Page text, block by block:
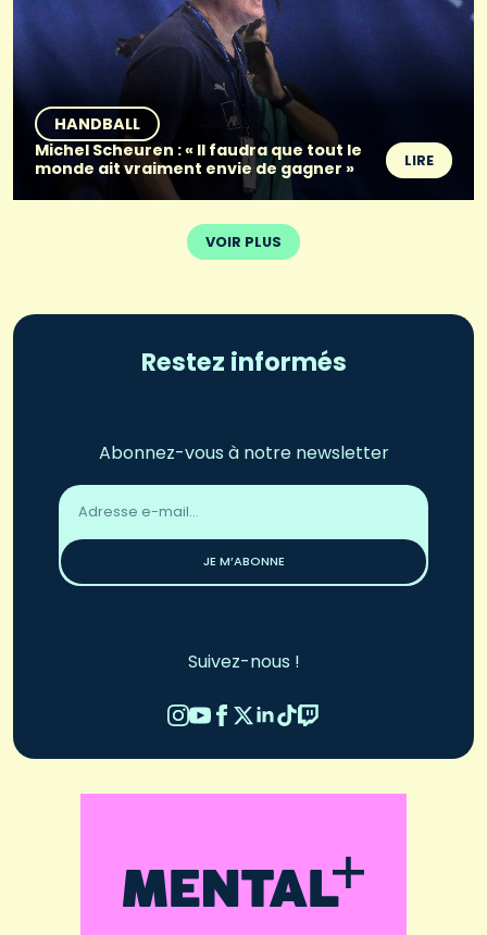
HANDBALL
Michel Scheuren : « Il faudra que tout le
monde ait vraiment envie de gagner »
LIRE
VOIR PLUS
Restez informés
Abonnez-vous à notre newsletter
Adresse
email
JE M’ABONNE
Suivez-nous !